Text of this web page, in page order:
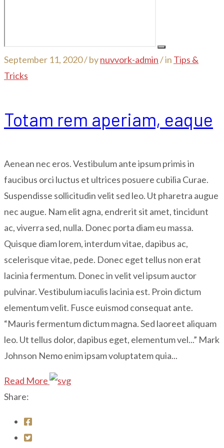
September 11, 2020 /bynuvvork-admin/ in Tips &
Tricks
Totam rem aperiam, eaque
Aenean nec eros. Vestibulum ante ipsum primis in
faucibus orci luctus et ultrices posuere cubilia Curae.
Suspendisse sollicitudin velit sed leo. Ut pharetra augue
nec augue. Nam elit agna, endrerit sit amet, tincidunt
ac, viverra sed, nulla. Donec porta diam eu massa.
Quisque diam lorem, interdum vitae, dapibus ac,
scelerisque vitae, pede. Donec eget tellus non erat
lacinia fermentum. Donec in velit vel ipsum auctor
pulvinar. Vestibulum iaculis lacinia est. Proin dictum
elementum velit. Fusce euismod consequat ante.
“Mauris fermentum dictum magna. Sed laoreet aliquam
leo. Ut tellus dolor, dapibus eget, elementum vel...” Mark
Johnson Nemo enim ipsam voluptatem quia...
Read More
Share: